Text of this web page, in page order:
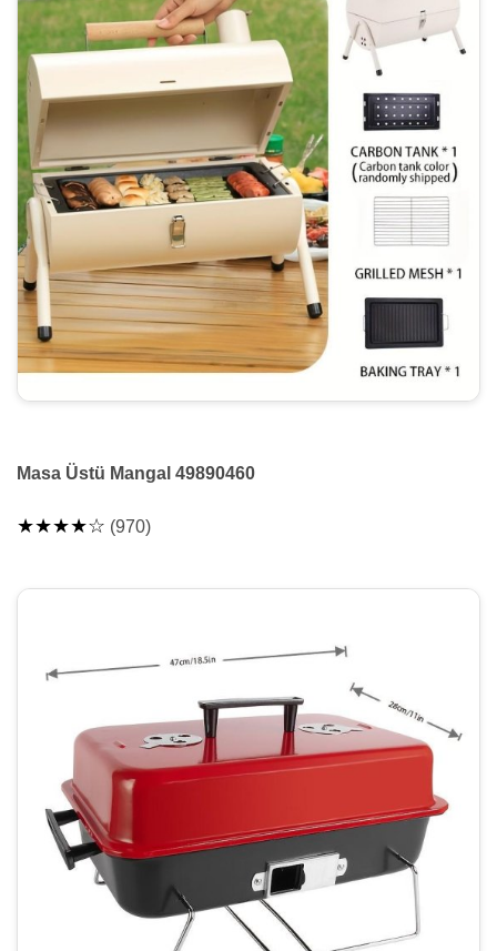
Masa Üstü Mangal 49890460
★★★★☆ (970)